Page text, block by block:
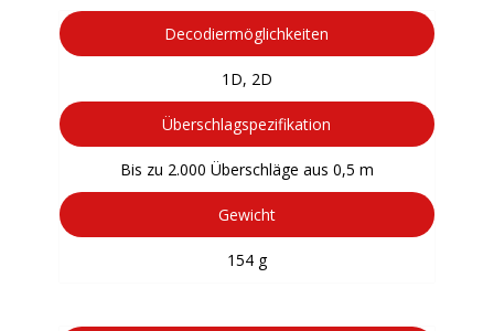
Decodiermöglichkeiten
1D, 2D
Überschlagspezifikation
Bis zu 2.000 Überschläge aus 0,5 m
Gewicht
154 g